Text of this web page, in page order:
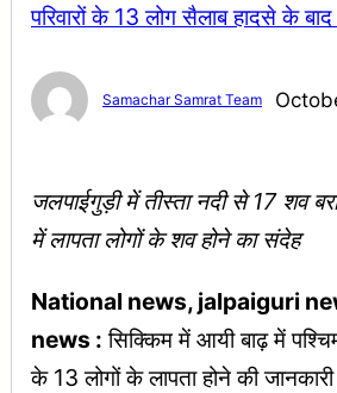
Samachar Samrat Team
जलपाईगुड़ी में तीस्ता नदी से 17 शव
में लापता लोगों के शव होने का संदेह
National news, jalpaiguri
news : सिक्किम में आयी बाढ़ में
के 13 लोगों के लापता होने की